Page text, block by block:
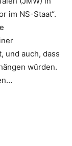
im NS-Staat“.
und auch, dass
würden.